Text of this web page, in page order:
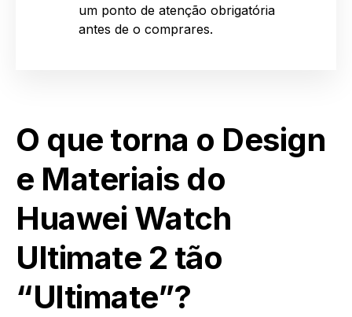
um ponto de atenção obrigatória
antes de o comprares.
O que torna o Design
e Materiais do
Huawei Watch
Ultimate 2 tão
“Ultimate”?